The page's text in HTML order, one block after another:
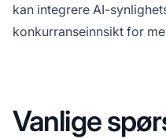
kan integrere AI-
konkurranseinnsikt for
Vanlige